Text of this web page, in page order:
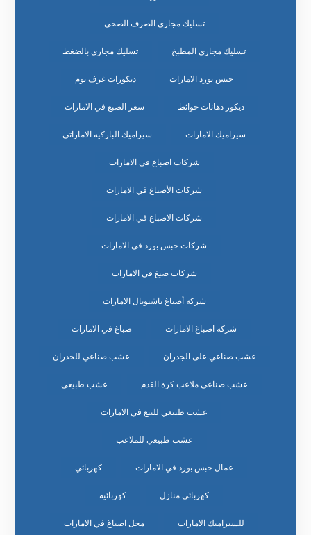
تسليك مجاري الصرف الصحي
تسليك مجاري المطبخ تسليك مجاري بالضغط
جبس بورد الامارات ديكورات غرف نوم
ديكور دهانات حوائط سعر الصبغ في الامارات
سيراميك الامارات سيراميك الباركيه الاماراتي
شركات اصباغ في الامارات
شركات الأصباغ في الامارات
شركات الاصباغ في الامارات
شركات جبس بورد في الامارات
شركات صبغ في الامارات
شركة أصباغ ناشيونال الامارات
شركة اصباغ الامارات صباغ في الامارات
عشب صناعي على الجدران عشب صناعي للجدران
عشب صناعي ملاعب كرة القدم عشب طبيعي
عشب طبيعي للبيع في الامارات
عشب طبيعي للملاعب
عمال جبس بورد في الامارات كهربائي
كهربائي منازل كهربائيه
للسيراميك الامارات محل اصباغ في الامارات